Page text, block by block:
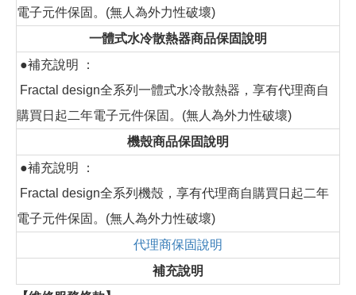
電子元件保固。(無人為外力性破壞)
一體式水冷散熱器商品保固說明
●補充說明 ：
Fractal design全系列一體式水冷散熱器，享有代理商自
購買日起二年電子元件保固。(無人為外力性破壞)
機殼商品保固說明
●補充說明 ：
Fractal design全系列機殼，享有代理商自購買日起二年
電子元件保固。(無人為外力性破壞)
代理商保固說明
補充說明